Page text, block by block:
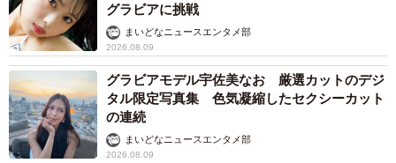
グラビアに挑戦
まいどなニュースエンタメ部
2026.08.09
グラビアモデル宇佐美なお 厳選カットのデジ
タル限定写真集 色気凝縮したセクシーカット
の連続
まいどなニュースエンタメ部
2026.08.09